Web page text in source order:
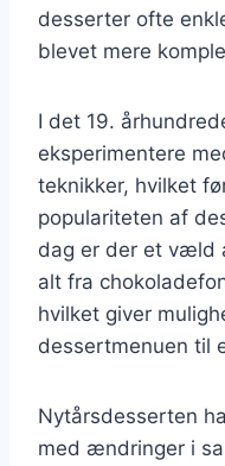
desserter ofte
blevet mere
I det 19.
eksperimentere
teknikker, hvilket
populariteten af
dag er der et væld
alt fra
hvilket giver
dessertmenuen til
Nytårsdesserten
med ændringer i